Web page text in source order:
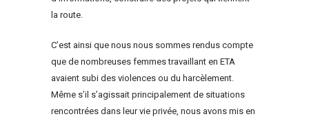
la route.
C’est ainsi que nous nous sommes rendus compte
que de nombreuses femmes travaillant en ETA
avaient subi des violences ou du harcèlement.
Même s’il s’agissait principalement de situations
rencontrées dans leur vie privée, nous avons mis en